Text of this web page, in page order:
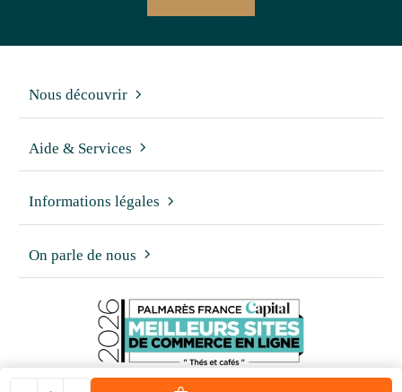
Nous découvrir
Aide & Services
Informations légales
On parle de nous